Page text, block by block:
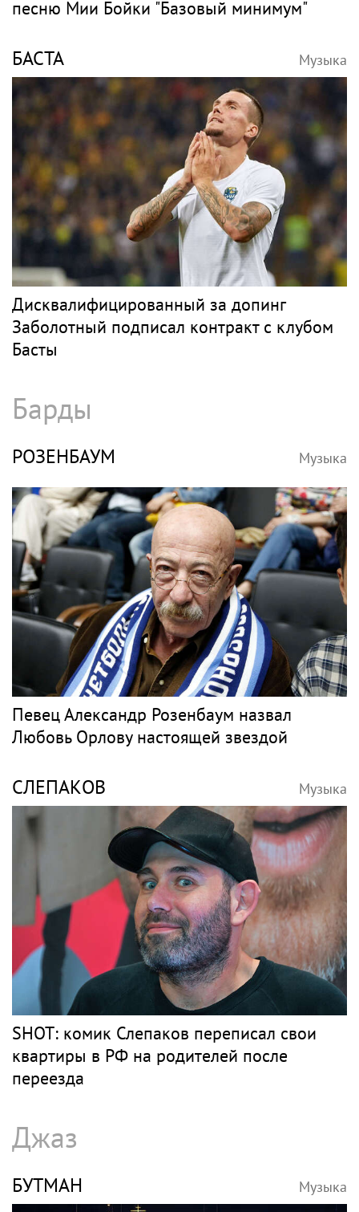
СМИ: Клава Кока и Дима Масленников
сыграли свадьбу за 2,6 миллиона рублей
Рэп
МОРГЕНШТЕРН Музыка
песню Мии Бойки "Базовый минимум"
БАСТА Музыка
Дисквалифицированный за допинг
Заболотный подписал контракт с клубом
Басты
Барды
РОЗЕНБАУМ Музыка